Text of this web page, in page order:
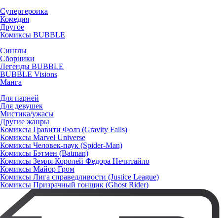
Супергероика
Комедия
Другое
Комиксы BUBBLE
Синглы
Сборники
Легенды BUBBLE
BUBBLE Visions
Манга
Для парней
Для девушек
Мистика/ужасы
Другие жанры
Комиксы Гравити Фолз (Gravity Falls)
Комиксы Marvel Universe
Комиксы Человек-паук (Spider-Man)
Комиксы Бэтмен (Batman)
Комиксы Земля Королей Федора Нечитайло
Комиксы Майор Гром
Комиксы Лига справедливости (Justice League)
Комиксы Призрачный гонщик (Ghost Rider)